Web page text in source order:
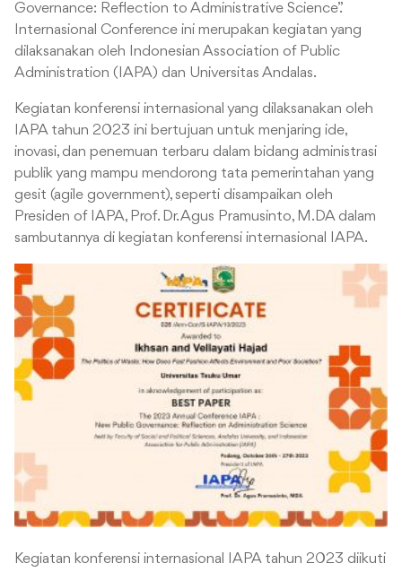
Governance: Reflection to Administrative Science”.
Internasional Conference ini merupakan kegiatan yang
dilaksanakan oleh Indonesian Association of Public
Administration (IAPA) dan Universitas Andalas.
Kegiatan konferensi internasional yang dilaksanakan oleh
IAPA tahun 2023 ini bertujuan untuk menjaring ide,
inovasi, dan penemuan terbaru dalam bidang administrasi
publik yang mampu mendorong tata pemerintahan yang
gesit (agile government), seperti disampaikan oleh
Presiden of IAPA, Prof. Dr. Agus Pramusinto, M.DA dalam
sambutannya di kegiatan konferensi internasional IAPA.
Kegiatan konferensi internasional IAPA tahun 2023 diikuti